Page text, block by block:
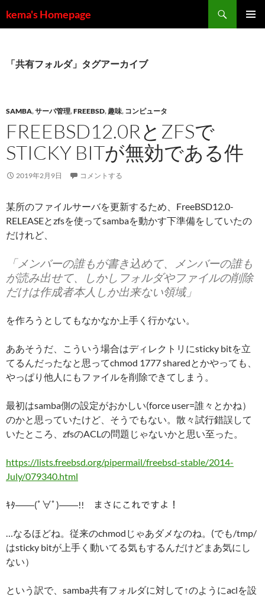
ンkema's Homepage
索
「共有フォルダ」タグアーカイブ
SAMBA,サーバ管理,FREEBSD,趣味, コンピュータ
FREEBSD12.0RとZFSで
STICKY BITが無効である件
2019年2月9日 コメントする
某所のファイルサーバを更新するため、FreeBSD12.0-
RELEASEとzfsを使ってsambaを動かす下準備をしていたの
だけれど、
「メンバーの誰もが書き込めて、メンバーの誰も
が読み出せて、しかしフォルダやファイルの削除
だけは作成者本人しか出来ない領域」
を作ろうとしてもなかなか上手く行かない。
ああそうだ、こういう場合はディレクトリにsticky bitを立
てるんだったなと思ってchmod 1777 sharedとかやっても、
やっぱり他人にもファイルを削除できてしまう。
最初はsamba側の設定がおかしい(force user=誰々とかね）
のかと思っていたけど、そうでもない。散々試行錯誤して
いたところ、zfsのACLの問題じゃないかと思い至った。
https://lists.freebsd.org/pipermail/freebsd-stable/2014-
July/079340.html
ｷﾀ――(ﾟ∀ﾟ)――!! まさにこれですよ！
…なるほどね。従来のchmodじゃあダメなのね。(でも/tmp/
はsticky bitが上手く動いてる気もするんだけどまあ気にし
ない）
という訳で、samba共有フォルダに対して↑のようにaclを設